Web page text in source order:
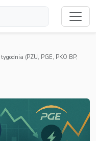
(PZU, PGE, PKO BP,